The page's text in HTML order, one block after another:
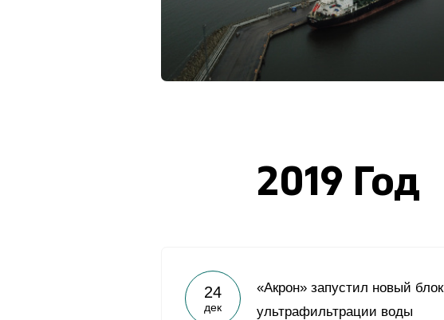
2019 Год
24
дек
«Акрон» запустил новый блок
ультрафильтрации воды